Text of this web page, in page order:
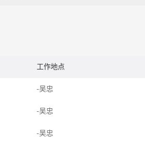
工作地点
-吴忠
-吴忠
-吴忠